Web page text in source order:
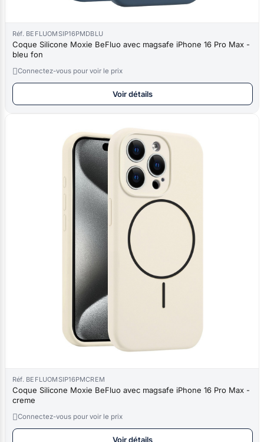
Réf. BEFLUOMSIP16PMDBLU
Coque Silicone Moxie BeFluo avec magsafe iPhone 16 Pro Max -
bleu fon
Connectez-vous pour voir le prix
Voir détails
Réf. BEFLUOMSIP16PMCREM
Coque Silicone Moxie BeFluo avec magsafe iPhone 16 Pro Max -
creme
Connectez-vous pour voir le prix
Voir détails